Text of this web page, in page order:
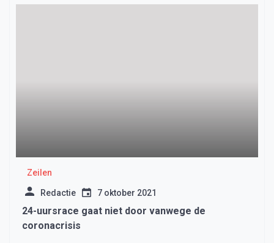
Zeilen
Redactie 7 oktober 2021
24-uursrace gaat niet door vanwege de
coronacrisis